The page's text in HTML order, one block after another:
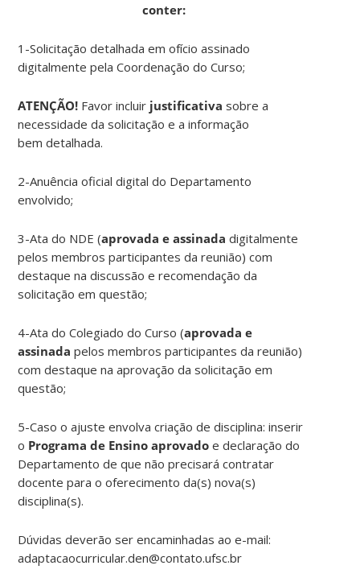
conter:
1-Solicitação detalhada em ofício assinado
digitalmente pela Coordenação do Curso;
ATENÇÃO! Favor incluir justificativa sobre a
necessidade da solicitação e a informação
bem detalhada.
2-Anuência oficial digital do Departamento
envolvido;
3-Ata do NDE (aprovada e assinada digitalmente
pelos membros participantes da reunião) com
destaque na discussão e recomendação da
solicitação em questão;
4-Ata do Colegiado do Curso (aprovada e
assinada pelos membros participantes da reunião)
com destaque na aprovação da solicitação em
questão;
5-Caso o ajuste envolva criação de disciplina: inserir
o Programa de Ensino aprovado e declaração do
Departamento de que não precisará contratar
docente para o oferecimento da(s) nova(s)
disciplina(s).
Dúvidas deverão ser encaminhadas ao e-mail:
adaptacaocurricular.den@contato.ufsc.br